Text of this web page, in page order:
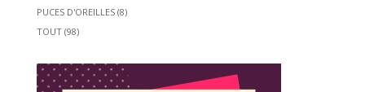
PUCES D'OREILLES (8)
TOUT (98)